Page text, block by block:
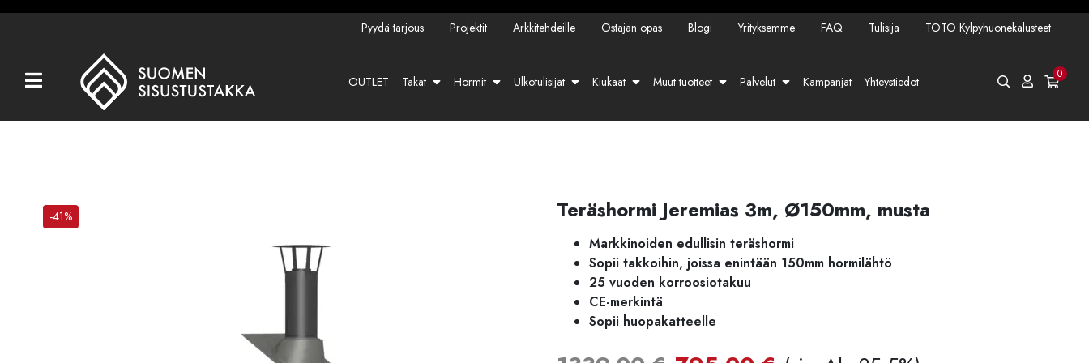
Kaikki tuotteet
Takat
Hormit
Pyydä tarjous Projektit Arkkitehdeille Ostajan opas Blogi Yrityksemme FAQ Tulisija TOTO Kylpyhuonekalusteet
OUTLET Takat Hormit Ulkotulisijat Kiukaat Muut tuotteet Palvelut Kampanjat Yhteystiedot 0
-41% Teräshormi Jeremias 3m, Ø150mm, musta
Markkinoiden edullisin teräshormi
Sopii takkoihin, joissa enintään 150mm hormilähtö
25 vuoden korroosiotakuu
CE-merkintä
Sopii huopakatteelle